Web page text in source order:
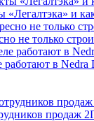
и
не только
в Nedra
продаж